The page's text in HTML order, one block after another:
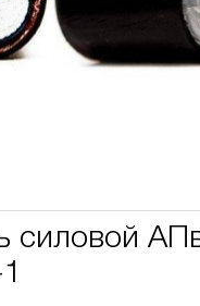
силовой